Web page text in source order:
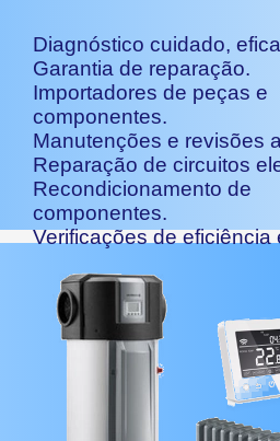
Diagnóstico cuidado,
Garantia de reparação.
Importadores de peças e
componentes.
Manutenções e revisões
Reparação de circuitos
Recondicionamento de
componentes.
Verificações de eficiência